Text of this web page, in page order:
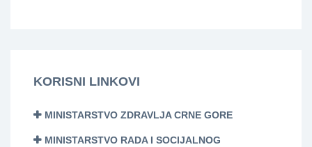
KORISNI LINKOVI
MINISTARSTVO ZDRAVLJA CRNE GORE
MINISTARSTVO RADA I SOCIJALNOG